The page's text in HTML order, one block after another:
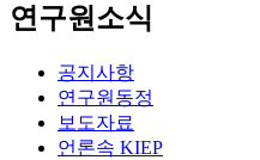
연구원소식
공지사항
연구원동정
보도자료
언론속 KIEP